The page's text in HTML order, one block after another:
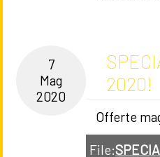
7
Mag
2020
2020!
Offerte
File: